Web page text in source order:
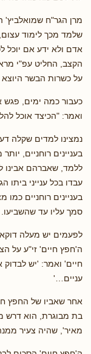
מרן הגר"ח
שלמד מכך לימוד
אדם ולא ידע אם
הקצב, החליט עפ"י
על כשרות הבשר היוצא
כעבור כמה ימים, פגש
ואמר: "הכיצד אוכל
נמצינו למדים שקלה
בעניינים רוחניים,
ללמד, שאברהם אבינו
עבדו בכל ענייני
בעניינים רוחניים
סמך עליו עד שהשביעו.
לפעמים יש מעלה
ה'חפץ חיים' זי"ע על
חיים' ואמר: 'יש
עניים…'
אחר שאביו של החפץ
בת מבוגרת, הוא דרש
מאיר', שהיה צעיר